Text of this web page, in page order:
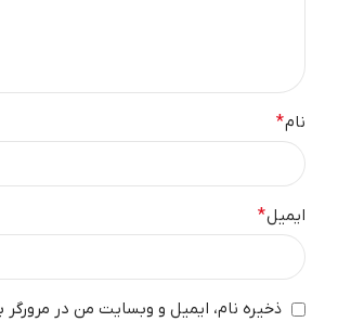
نام*
ایمیل*
ذخیره نام، ایمیل و وبسایت من در مرورگر